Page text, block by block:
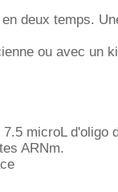
deux temps.
ou avec un
microL d'oligo
ARNm.